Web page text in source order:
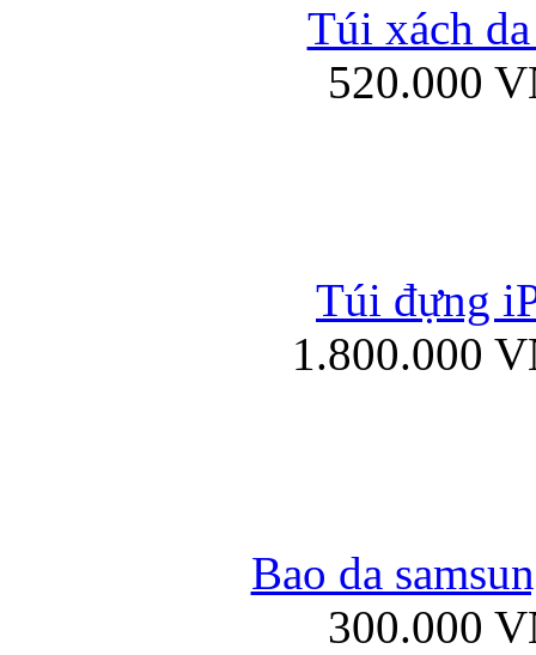
Bao da iPad
Túi xách da
Túi xách
520.000
Túi đựng
1.800.000
Bao da
300.000